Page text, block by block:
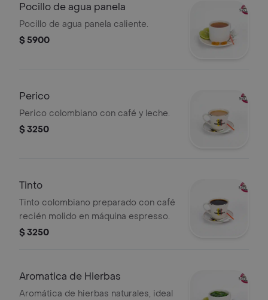
Pocillo de agua panela
Pocillo de agua panela caliente.
$ 5900
Perico
Perico colombiano con café y leche.
$ 3250
Tinto
Tinto colombiano preparado con café
recién molido en máquina espresso.
$ 3250
Aromatica de Hierbas
Aromática de hierbas naturales, ideal